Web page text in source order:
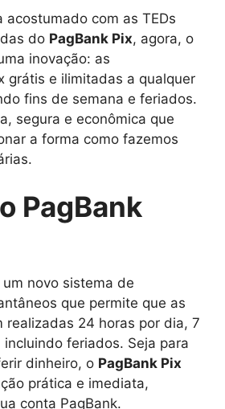
acostumado com as TEDs
do PagBank Pix, agora, o
inovação: as
grátis e ilimitadas a qualquer
fins de semana e feriados.
segura e econômica que
a forma como fazemos
PagBank
um novo sistema de
que permite que as
realizadas 24 horas por dia, 7
feriados. Seja para
dinheiro, o PagBank Pix
prática e imediata,
conta PagBank.